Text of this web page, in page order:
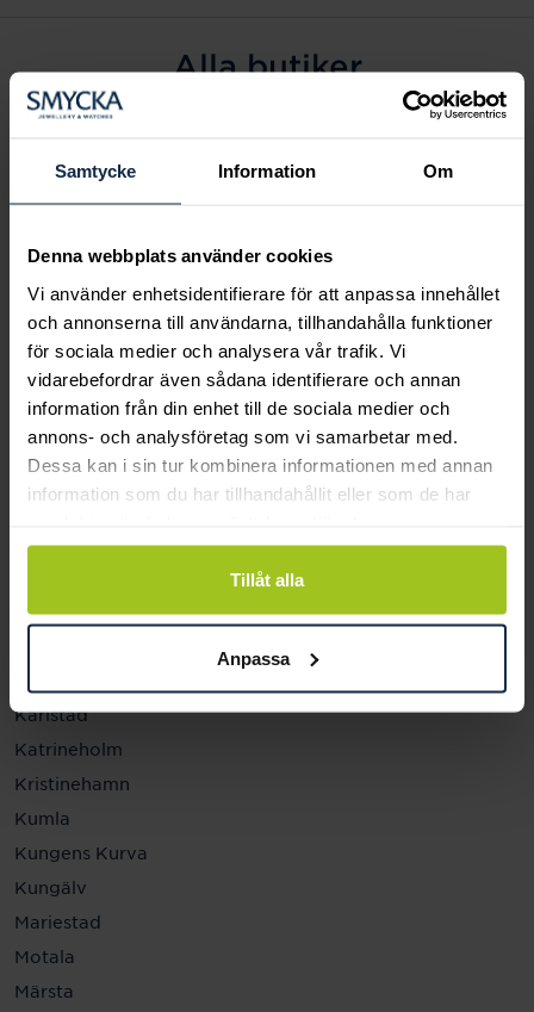
Samtycke Information Om
Denna webbplats använder cookies
Vi använder enhetsidentifierare för att anpassa innehållet
och annonserna till användarna, tillhandahålla funktioner
för sociala medier och analysera vår trafik. Vi
vidarebefordrar även sådana identifierare och annan
information från din enhet till de sociala medier och
annons- och analysföretag som vi samarbetar med.
Dessa kan i sin tur kombinera informationen med annan
information som du har tillhandahållit eller som de har
Tillåt alla
Anpassa
Alla butiker
Alingsås
Arvidsjaur
Eksjö
Fagersta
Farsta
Gävle
Halmstad
Halmstad Hallarna
Haninge
Helsingborg
Jönköping
Karlstad
Katrineholm
Kristinehamn
Kumla
Kungens Kurva
Kungälv
Mariestad
Motala
Märsta